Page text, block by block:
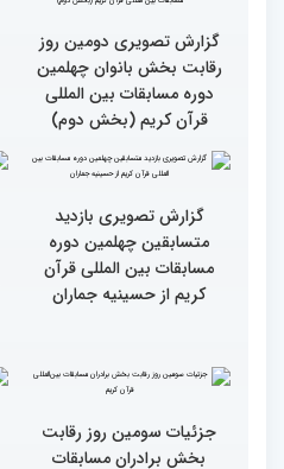
گزارش تصویری نشست
صمیمی رئیس سازمان اوقاف
و امور خیریه با هیأت داوران
خواهران و برادران،
متسابقین چهلمین دوره
مسابقات بین المللی قرآن
کریم(بخش دوم)
گزارش تصویری دومین روز
دوره مسابقات بین المللی
قرآن کریم (بخش دوم)